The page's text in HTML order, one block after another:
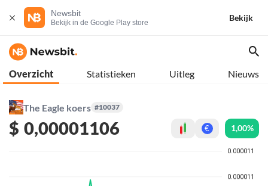
Newsbit
Bekijk in de Google Play store
Bekijk
Overzicht Statistieken Uitleg Nieuws
The Eagle koers #10037
$ 0,00001106 € 1,00%